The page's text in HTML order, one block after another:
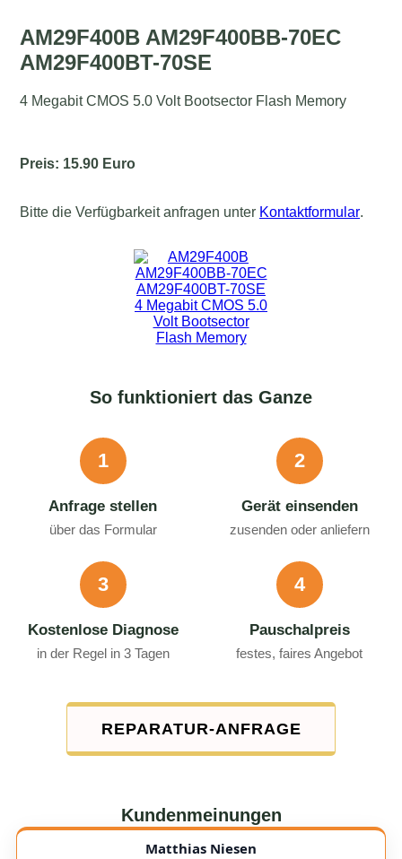
AM29F400B AM29F400BB-70EC
AM29F400BT-70SE
4 Megabit CMOS 5.0 Volt Bootsector Flash Memory
Preis: 15.90 Euro
Bitte die Verfügbarkeit anfragen unter Kontaktformular.
So funktioniert das Ganze
1
Anfrage stellen
über das Formular
2
Gerät einsenden
zusenden oder anliefern
3
Kostenlose Diagnose
in der Regel in 3 Tagen
4
Pauschalpreis
festes, faires Angebot
REPARATUR-ANFRAGE
Kundenmeinungen
Matthias Niesen